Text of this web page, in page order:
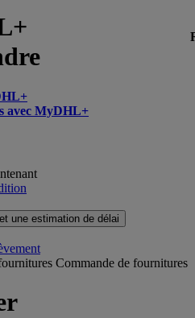
avec MyDHL+
une estimation de délai
Commande de fournitures